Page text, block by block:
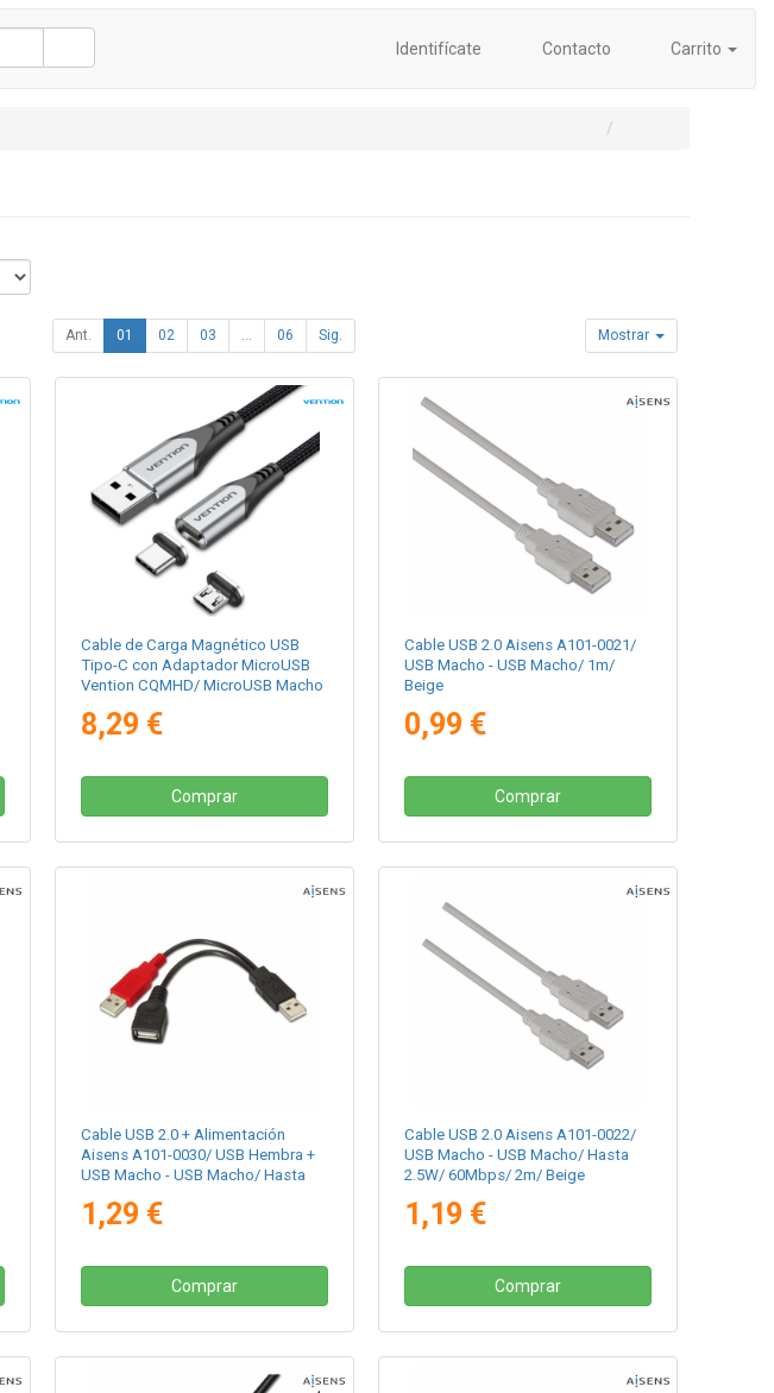
Identifícate Contacto Carrito
Ant. 01 02 03 ... 06 Sig. Mostrar
Cable de Carga Magnético USB
Tipo-C con Adaptador MicroUSB
Vention CQMHD/ MicroUSB Macho
Hasta 60W/ 480Mbps/ 50cm/ Gris
8,29 €
Comprar
Cable USB 2.0 Aisens A101-0021/
USB Macho - USB Macho/ 1m/
Beige
0,99 €
Comprar
Cable USB 2.0 + Alimentación
Aisens A101-0030/ USB Hembra +
USB Macho - USB Macho/ Hasta
1,29 €
Comprar
Cable USB 2.0 Aisens A101-0022/
USB Macho - USB Macho/ Hasta
2.5W/ 60Mbps/ 2m/ Beige
1,19 €
Comprar